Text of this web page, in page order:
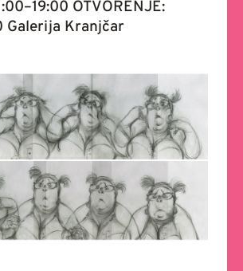
OTVORENJE:
Galerija Kranjčar